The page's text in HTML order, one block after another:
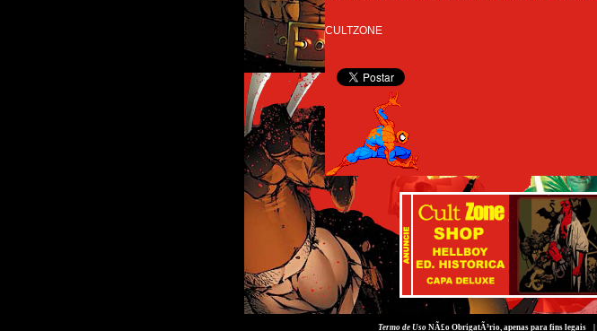
CULTZONE
Termo de UsoNÃ£o ObrigatÃ³rio, apenas para fins legais |